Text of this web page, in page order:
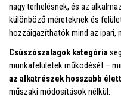
nagy terhelésnek, és az
különböző méreteknek és
hozzáigazíthatók mind az ipari,
Csúszószalagok kategória
munkafelületek működését –
az alkatrészek hosszabb
műszaki módosítások nélkül.